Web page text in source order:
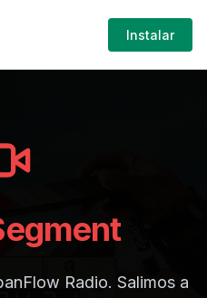
Iniciar Sesión
Radio. Salimos a
Instalar